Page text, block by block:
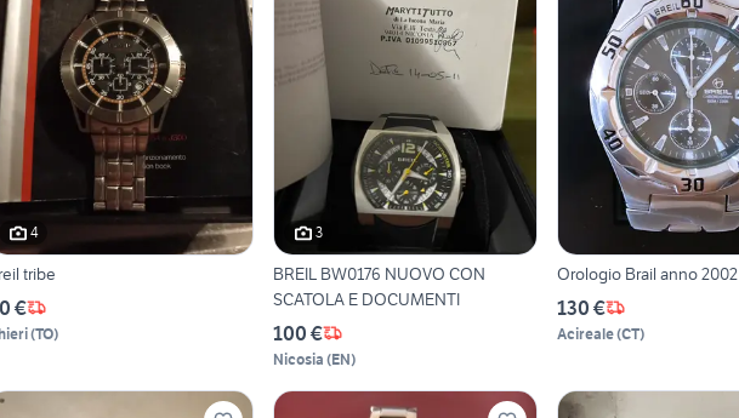
4
tribe
€
(TO)
3
BREIL BW0176 NUOVO CON
SCATOLA E DOCUMENTI
100 €
Nicosia (EN)
Orologio Brail anno 2002
130 €
Acireale(CT)